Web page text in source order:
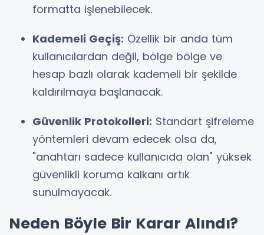
formatta işlenebilecek.
Kademeli Geçiş: Özellik bir anda tüm
kullanıcılardan değil, bölge bölge ve
hesap bazlı olarak kademeli bir şekilde
kaldırılmaya başlanacak.
Güvenlik Protokolleri: Standart şifreleme
yöntemleri devam edecek olsa da,
"anahtarı sadece kullanıcıda olan" yüksek
güvenlikli koruma kalkanı artık
sunulmayacak.
Neden Böyle Bir Karar Alındı?